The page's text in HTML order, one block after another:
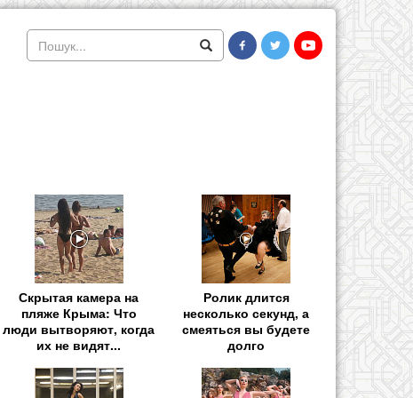
Скрытая камера на
пляже Крыма: Что
люди вытворяют, когда
их не видят...
Ролик длится
несколько секунд, а
смеяться вы будете
долго